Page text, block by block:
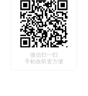
微信扫一扫
手机收听更方便